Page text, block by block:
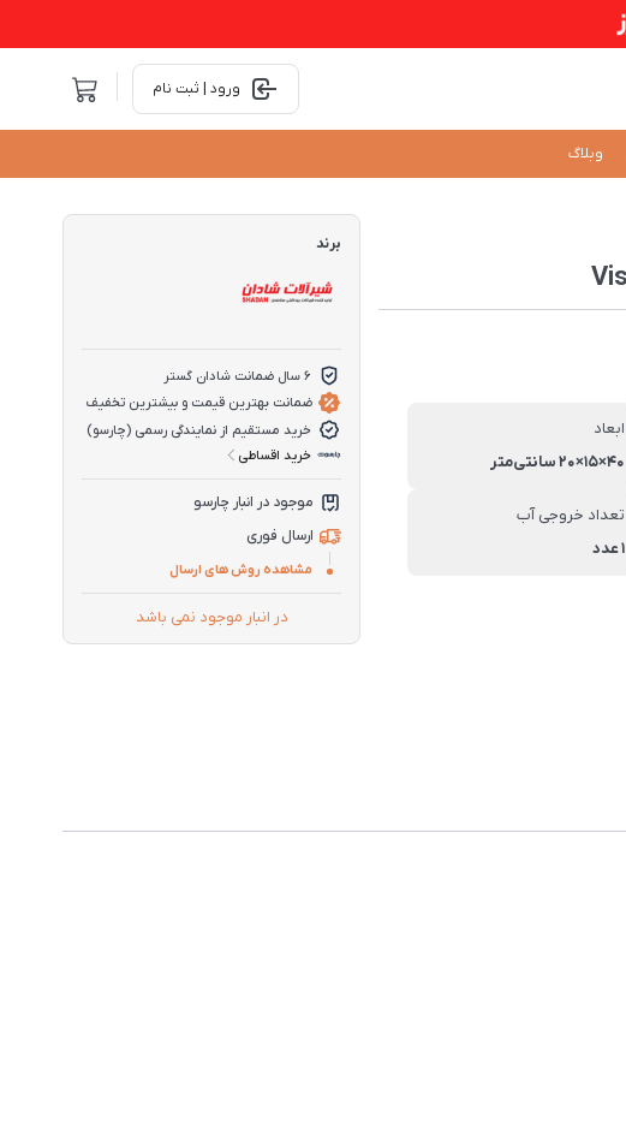
ورود | ثبت نام
وبلاگ
ابعاد
40×15×20 سانتی‌متر
تعداد خروجی آب
1 عدد
برند
6 سال ضمانت شادان گستر
ضمانت بهترین قیمت و بیشترین تخفیف
خرید مستقیم از نمایندگی رسمی (چارسو)
خرید اقساطی
موجود در انبار چارسو
ارسال فوری
مشاهده روش های ارسال
در انبار موجود نمی باشد